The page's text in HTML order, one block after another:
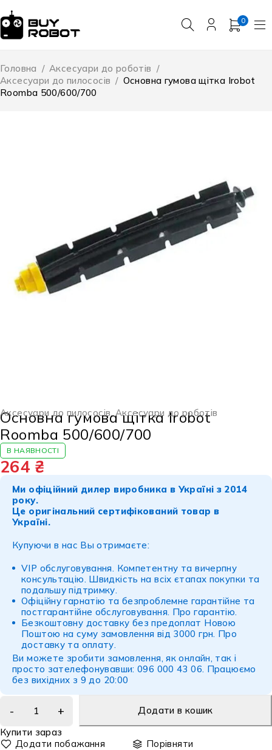
0
Головна / Аксесуари до роботів /
Аксесуари до пилососів / Основна гумова щітка Irobot
Roomba 500/600/700
Аксесуари до пилососів,Аксесуари до роботів
Основна гумова щітка Irobot
Roomba 500/600/700
В НАЯВНОСТІ
264 ₴
Ми офіційний дилер виробника в Україні з 2014
року.
Це оригінальний сертифікований товар в
Україні.
Купуючи в нас Вы отримаєте:
VIP обслуговування. Компетентну та вичерпну
консультацію. Швидкість на всіх єтапах покупки та
подальшу підтримку.
Офіційну гарнатію та безпроблемне гарантійне та
постгарантійне обслуговування. Про гарантію.
Безкоштовну доставку без предоплат Новою
Поштою на суму замовлення від 3000 грн. Про
доставку та оплату.
Ви можете зробити замовлення, як онлайн, так і
просто зателефонувавши: 096 000 43 06. Працюємо
без вихідних з 9 до 20:00
Додати в кошик
Купити зараз
Порівняти